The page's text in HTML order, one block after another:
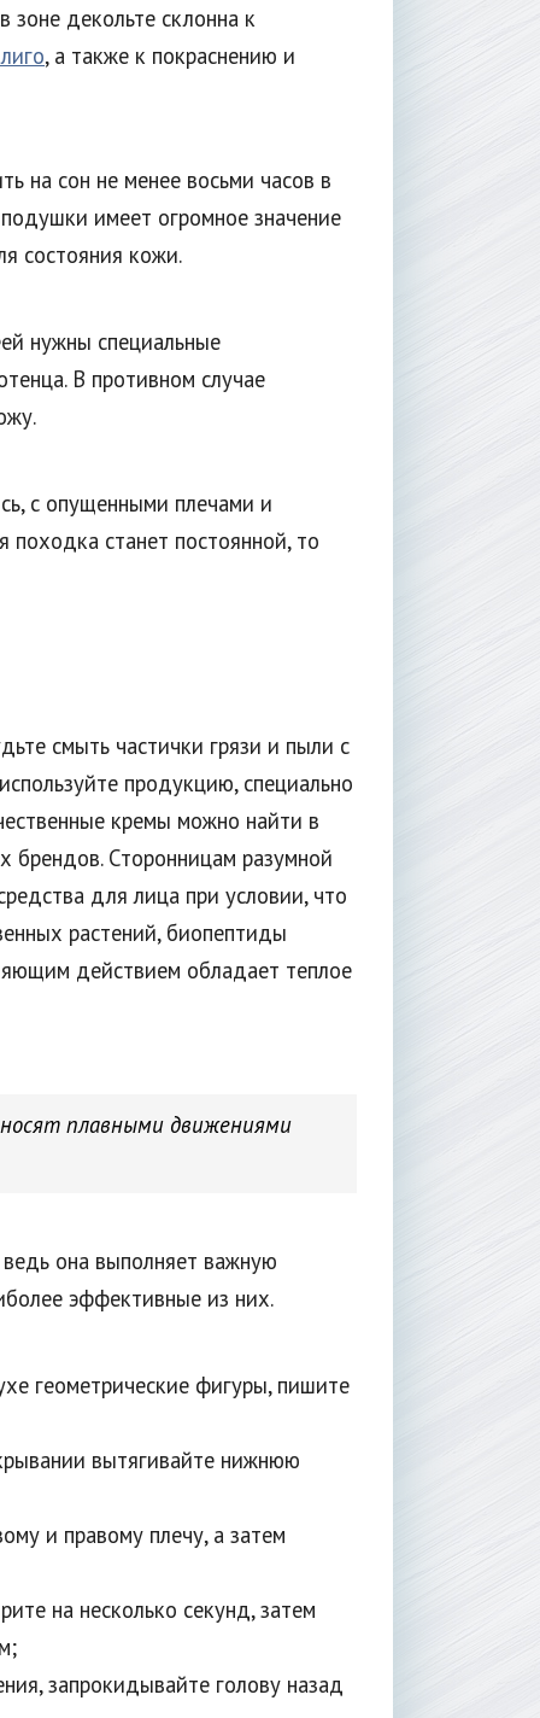
декольте склонна к
, а также к покраснению и
на сон не менее восьми часов в
имеет огромное значение
состояния кожи.
нужны специальные
В противном случае
с опущенными плечами и
походка станет постоянной, то
смыть частички грязи и пыли с
продукцию, специально
кремы можно найти в
брендов. Сторонницам разумной
для лица при условии, что
растений, биопептиды
действием обладает теплое
плавными движениями
она выполняет важную
эффективные из них.
геометрические фигуры, пишите
вытягивайте нижнюю
и правому плечу, а затем
на несколько секунд, затем
запрокидывайте голову назад